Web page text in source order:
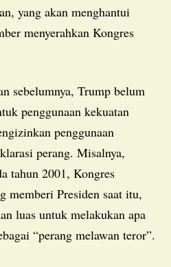
yang akan menghantui
menyerahkan Kongres
penggunaan kekuatan
penggunaan
perang. Misalnya,
tahun 2001, Kongres
memberi Presiden saat itu,
luas untuk melakukan apa
“perang melawan teror”.